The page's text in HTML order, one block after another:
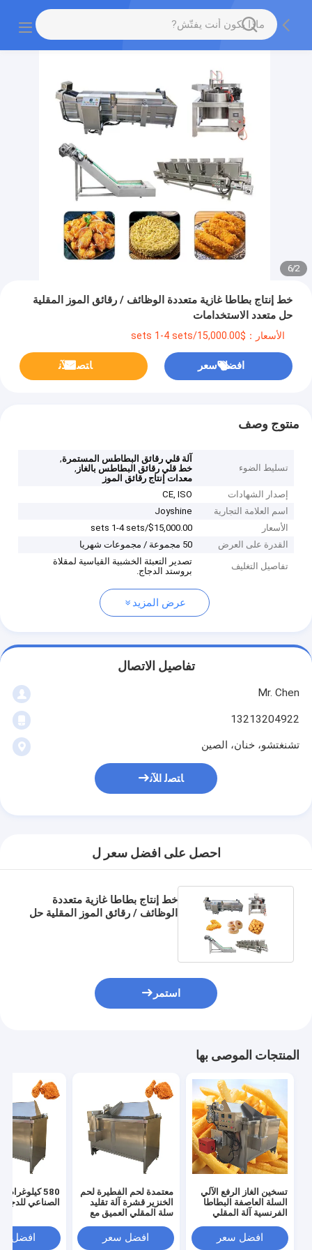
2
/
6
خط إنتاج بطاطا غازية متعددة الوظائف / رقائق الموز المقلية
حل متعدد الاستخدامات
الأسعار：$15,000.00/sets 1-4 sets
افضل سعر ﺎﺘﺼﻟ ﺍﻶﻧ
منتوج وصف
تسليط الضوء
آلة قلي رقائق البطاطس المستمرة,
خط قلي رقائق البطاطس بالغاز ,
معدات إنتاج رقائق الموز
إصدار الشهادات
CE, ISO
اسم العلامة التجارية
Joyshine
الأسعار
$15,000.00/sets 1-4 sets
القدرة على العرض
50 مجموعة / مجموعات شهريا
تفاصيل التغليف
تصدير التعبئة الخشبية القياسية لمقلاة
بروستد الدجاج.
عرض المزيد
تفاصيل الاتصال
Mr. Chen
13213204922
تشنغتشو، خنان، الصين
ﺎﺘﺼﻟ ﺍﻶﻧ
احصل على افضل سعر ل
خط إنتاج بطاطا غازية متعددة
الوظائف / رقائق الموز المقلية حل
استمر
المنتجات الموصى بها
تسخين الغاز الرفع الآلي
السلة العاصفة البطاطا
الفرنسية آلة المقلي
البلجيكيةافضل سعر
معتمدة لحم الفطيرة لحم
الخنزير قشرة آلة تقليد
سلة المقلي العميق مع
افضل سعر
580
الصناعي للدجاج
افضل